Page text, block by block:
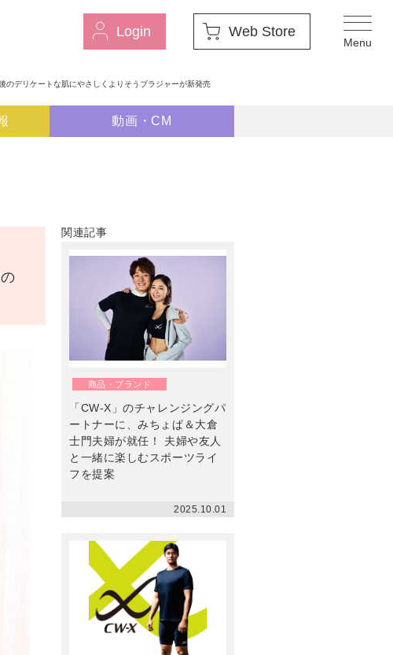
Login Web Store
デリケートな肌にやさしくよりそうブラジャーが新発売
動画・CM
関連記事
商品・ブランド
「CW-X」のチャレンジングパ
ートナーに、みちょぱ＆大倉
士門夫婦が就任！ 夫婦や友人
と一緒に楽しむスポーツライ
フを提案
2025.10.01